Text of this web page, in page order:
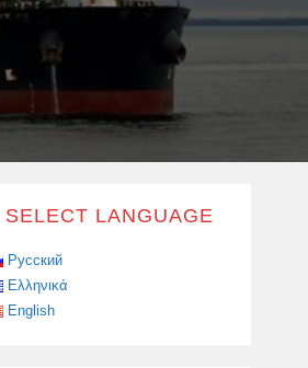
SELECT LANGUAGE
Русский
Ελληνικά
English